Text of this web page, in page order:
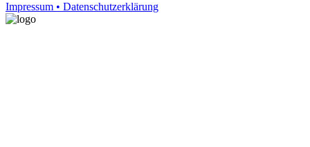
Impressum • Datenschutzerklärung